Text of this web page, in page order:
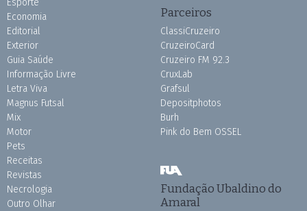
Economia
Editorial
Exterior
Guia Saúde
Informação Livre
Letra Viva
Magnus Futsal
Mix
Motor
Pets
Receitas
Revistas
Necrologia
Outro Olhar
Parceiros
ClassiCruzeiro
CruzeiroCard
Cruzeiro FM 92.3
CruxLab
Grafsul
Depositphotos
Burh
Pink do Bem OSSEL
Fundação Ubaldino do
Amaral